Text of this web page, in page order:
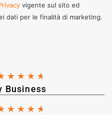
vigente sul sito ed
dati per le finalità di marketing.
★ ★ ★ ★
Business
★ ★ ★ ★